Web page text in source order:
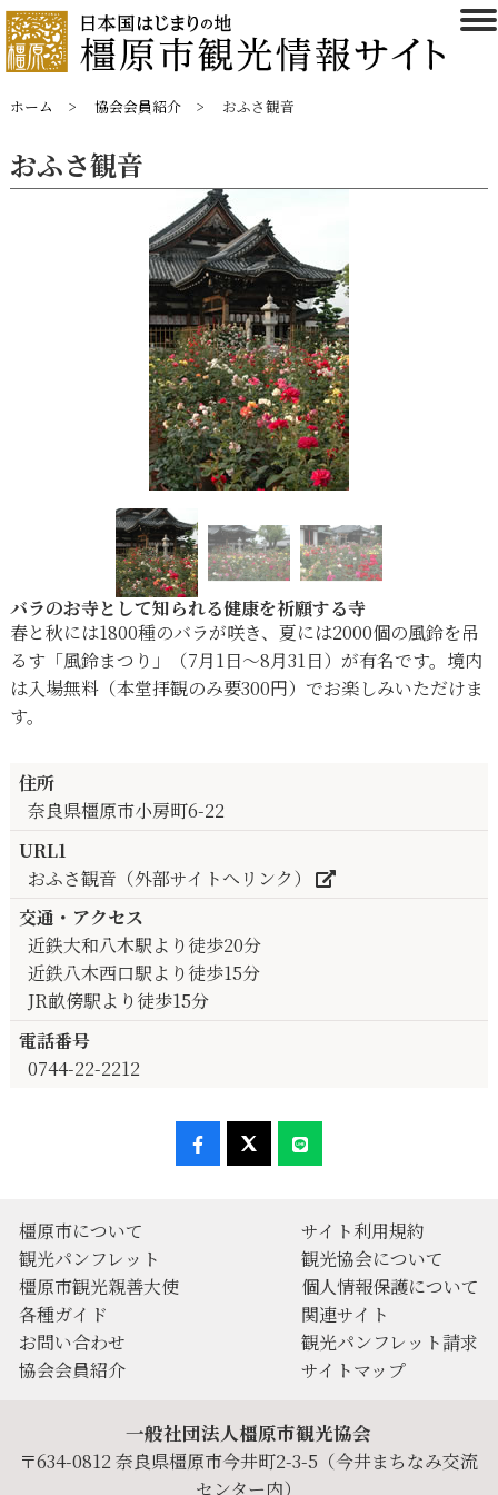
ホーム 協会会員紹介 おふさ観音
おふさ観音
バラのお寺として知られる健康を祈願する寺
春と秋には1800種のバラが咲き、夏には2000個の風鈴を吊
るす「風鈴まつり」（7月1日～8月31日）が有名です。境内
は入場無料（本堂拝観のみ要300円）でお楽しみいただけま
す。
住所
奈良県橿原市小房町6-22
URL1
おふさ観音（外部サイトへリンク）
交通・アクセス
近鉄大和八木駅より徒歩20分
近鉄八木西口駅より徒歩15分
JR畝傍駅より徒歩15分
電話番号
0744-22-2212
橿原市について
観光パンフレット
橿原市観光親善大使
各種ガイド
お問い合わせ
協会会員紹介
サイト利用規約
観光協会について
個人情報保護について
関連サイト
観光パンフレット請求
サイトマップ
一般社団法人橿原市観光協会
〒634-0812 奈良県橿原市今井町2-3-5（今井まちなみ交流
センター内）